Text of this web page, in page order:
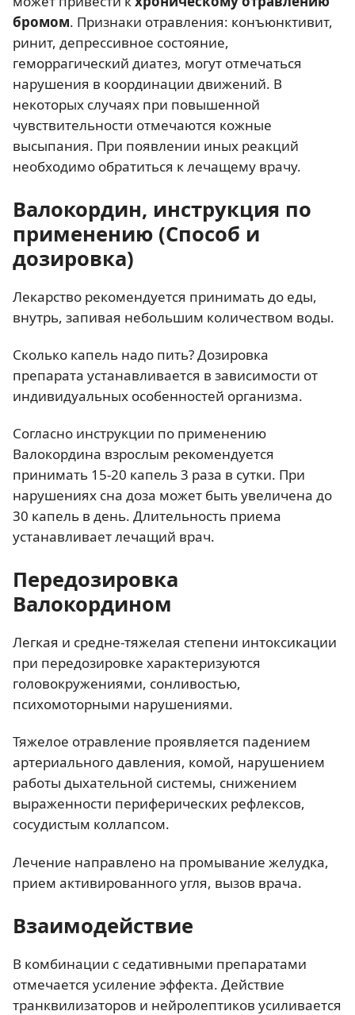
бромом. Признаки отравления: конъюнктивит,
ринит, депрессивное состояние,
геморрагический диатез, могут отмечаться
нарушения в координации движений. В
некоторых случаях при повышенной
чувствительности отмечаются кожные
высыпания. При появлении иных реакций
необходимо обратиться к лечащему врачу.
Валокордин, инструкция по
применению (Способ и
дозировка)
Лекарство рекомендуется принимать до еды,
внутрь, запивая небольшим количеством воды.
Сколько капель надо пить? Дозировка
препарата устанавливается в зависимости от
индивидуальных особенностей организма.
Согласно инструкции по применению
Валокордина взрослым рекомендуется
принимать 15-20 капель 3 раза в сутки. При
нарушениях сна доза может быть увеличена до
30 капель в день. Длительность приема
устанавливает лечащий врач.
Передозировка
Валокордином
Легкая и средне-тяжелая степени интоксикации
при передозировке характеризуются
головокружениями, сонливостью,
психомоторными нарушениями.
Тяжелое отравление проявляется падением
артериального давления, комой, нарушением
работы дыхательной системы, снижением
выраженности периферических рефлексов,
сосудистым коллапсом.
Лечение направлено на промывание желудка,
прием активированного угля, вызов врача.
Взаимодействие
В комбинации с седативными препаратами
отмечается усиление эффекта. Действие
транквилизаторов и нейролептиков усиливается